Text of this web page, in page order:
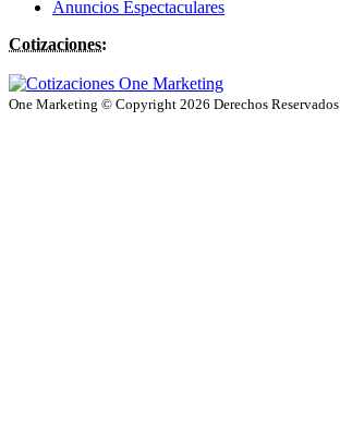
Anuncios Espectaculares
Cotizaciones:
One Marketing © Copyright 2026 Derechos Reservados.